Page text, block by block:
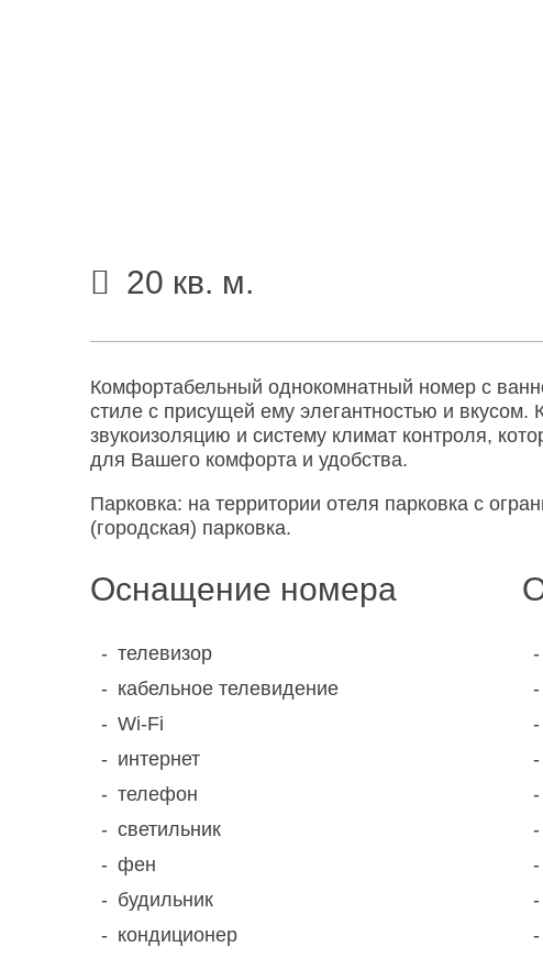
20 кв. м.
Комфортабельный однокомнатный номер с
стиле с присущей ему элегантностью и
звукоизоляцию и систему климат контроля,
для Вашего комфорта и удобства.
Парковка: на территории отеля парковка с
(городская) парковка.
Оснащение номера
телевизор
кабельное телевидение
Wi-Fi
интернет
телефон
светильник
фен
будильник
кондиционер